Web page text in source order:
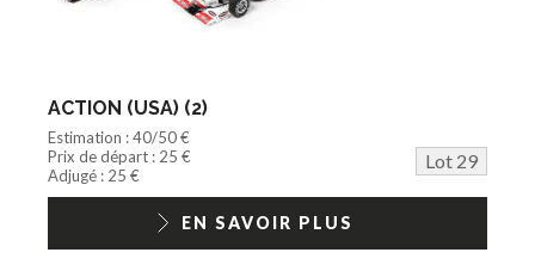
ACTION (USA) (2)
Estimation : 40/50 €
Prix de départ : 25 €
Lot 29
Adjugé : 25 €
EN SAVOIR PLUS